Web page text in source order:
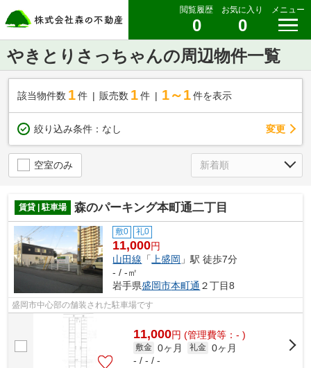
閲覧履歴
0
お気に入り
0
メニュー
やきとりさっちゃんの周辺物件一覧
該当物件数 1件 販売数 1 件 1～1 件を表示
絞り込み条件： なし 変更
空室のみ
賃貸 | 駐車場 森のパーキング本町通二丁目
敷0 礼0
11,000円
山田線 「上盛岡 」駅 徒歩7分
- / -㎡
岩手県盛岡市本町通 ２丁目8
盛岡市中心部の舗装された駐車場です
11,000円 (管理費等：- )
敷金 0ヶ月 礼金 0ヶ月
- / - / -